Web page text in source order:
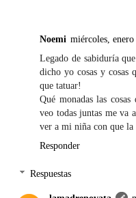
Noemi miércoles,
Legado de sabiduría
dicho yo cosas y cosas
que tatuar!
Qué monadas las
veo todas juntas me va
ver a mi niña con que
Responder
Respuestas